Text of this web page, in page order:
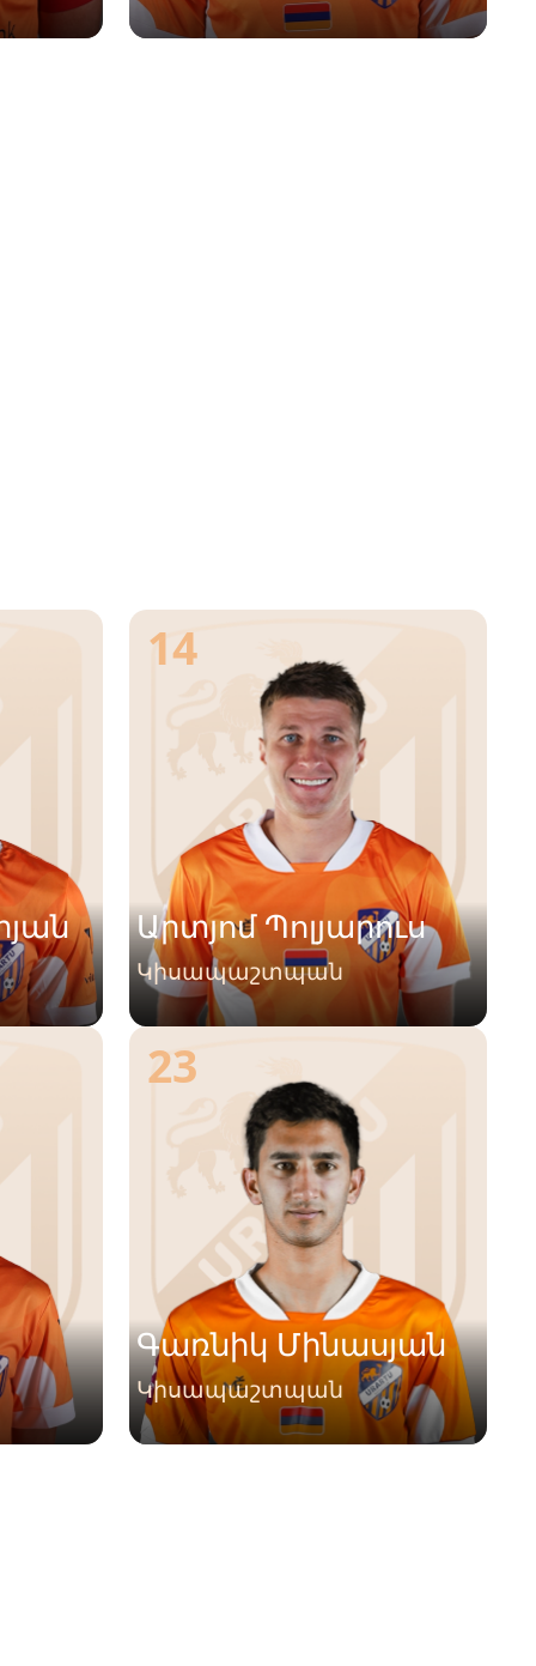
Արտյոմ Պոլյարուս
Կիսապաշտպան
14
Գառնիկ Մինասյան
Կիսապաշտպան
23